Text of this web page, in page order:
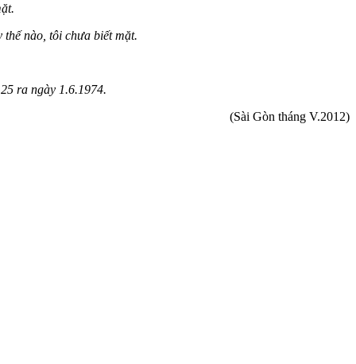
nào, tôi chưa biết mặt.
ra ngày 1.6.1974.
(Sài Gòn tháng V.2012)